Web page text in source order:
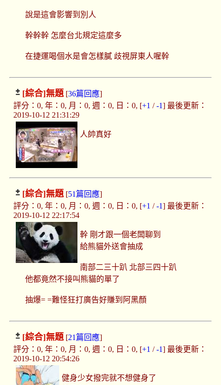
說是這會影響到別人
幹幹幹 怎麼台北規定這麼多
在捷運喝個水是會怎樣膩 歧視屏東人喔幹
[綜合]無題[36篇回應]
評分：0, 年：0, 月：0, 週：0, 日：0, [+1 /-1] 最後更新：
2019-10-12 21:31:29
人帥真好
[綜合]無題[51篇回應]
評分：0, 年：0, 月：0, 週：0, 日：0, [+1 /-1] 最後更新：
2019-10-12 22:17:54
幹 剛才跟一個老闆聊到
給熊貓外送會抽成
南部二三十趴 北部三四十趴
他都竟然不接叫熊貓的單了
抽爆= =難怪狂打廣告好賺到阿黑顏
[綜合]無題[21篇回應]
評分：0, 年：0, 月：0, 週：0, 日：0, [+1 /-1] 最後更新：
2019-10-12 20:54:26
健身少女撥完就不想健身了